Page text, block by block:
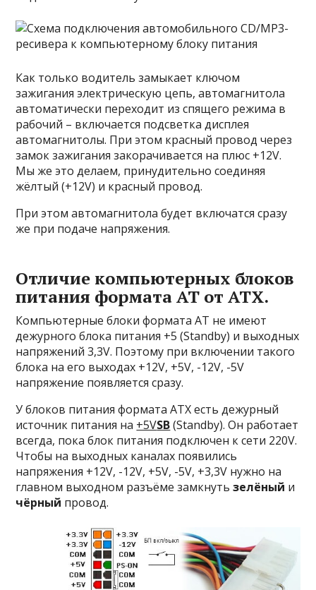
Как только водитель замыкает ключом
зажигания электрическую цепь, автомагнитола
автоматически переходит из спящего режима в
рабочий – включается подсветка дисплея
автомагнитолы. При этом красный провод через
замок зажигания закорачивается на плюс +12V.
Мы же это делаем, принудительно соединяя
жёлтый (+12V) и красный провод.
При этом автомагнитола будет включатся сразу
же при подаче напряжения.
Отличие компьютерных блоков
питания формата AT от ATX.
Компьютерные блоки формата AT не имеют
дежурного блока питания +5 (Standby) и выходных
напряжений 3,3V. Поэтому при включении такого
блока на его выходах +12V, +5V, -12V, -5V
напряжение появляется сразу.
У блоков питания формата ATX есть дежурный
источник питания на +5VSB(Standby). Он работает
всегда, пока блок питания подключен к сети 220V.
Чтобы на выходных каналах появились
напряжения +12V, -12V, +5V, -5V, +3,3V нужно на
главном выходном разъёме замкнутьзелёный и
чёрный провод.